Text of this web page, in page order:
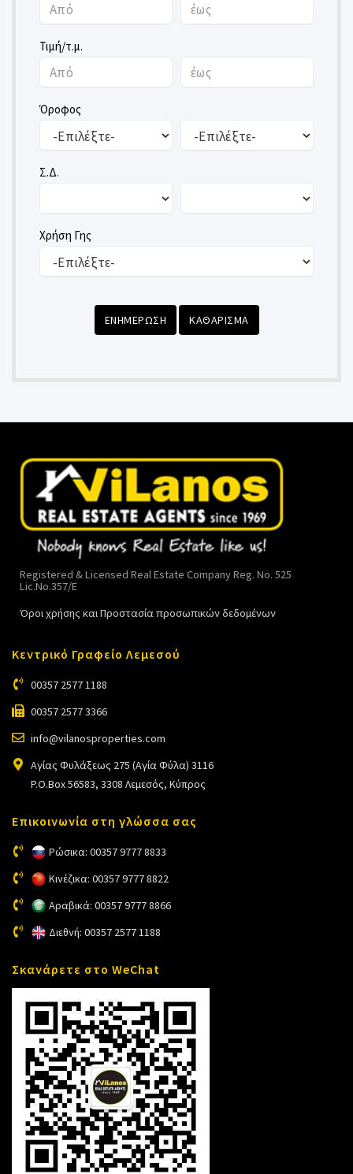
Τιμή/τ.μ.
Όροφος
Σ.Δ.
Χρήση Γης
ΕΝΗΜΕΡΩΣΗ ΚΑΘΑΡΙΣΜΑ
Registered & Licensed Real Estate Company Reg. No. 525
Lic.No.357/E
Όροι χρήσης και Προστασία προσωπικών δεδομένων
Κεντρικό Γραφείο Λεμεσού
00357 2577 1188
00357 2577 3366
info@vilanosproperties.com
Αγίας Φυλάξεως 275 (Αγία Φύλα) 3116
P.O.Box 56583, 3308 Λεμεσός, Κύπρος
Επικοινωνία στη γλώσσα σας
Ρώσικα: 00357 9777 8833
Κινέζικα: 00357 9777 8822
Αραβικά: 00357 9777 8866
Διεθνή: 00357 2577 1188
Σκανάρετε στο WeChat